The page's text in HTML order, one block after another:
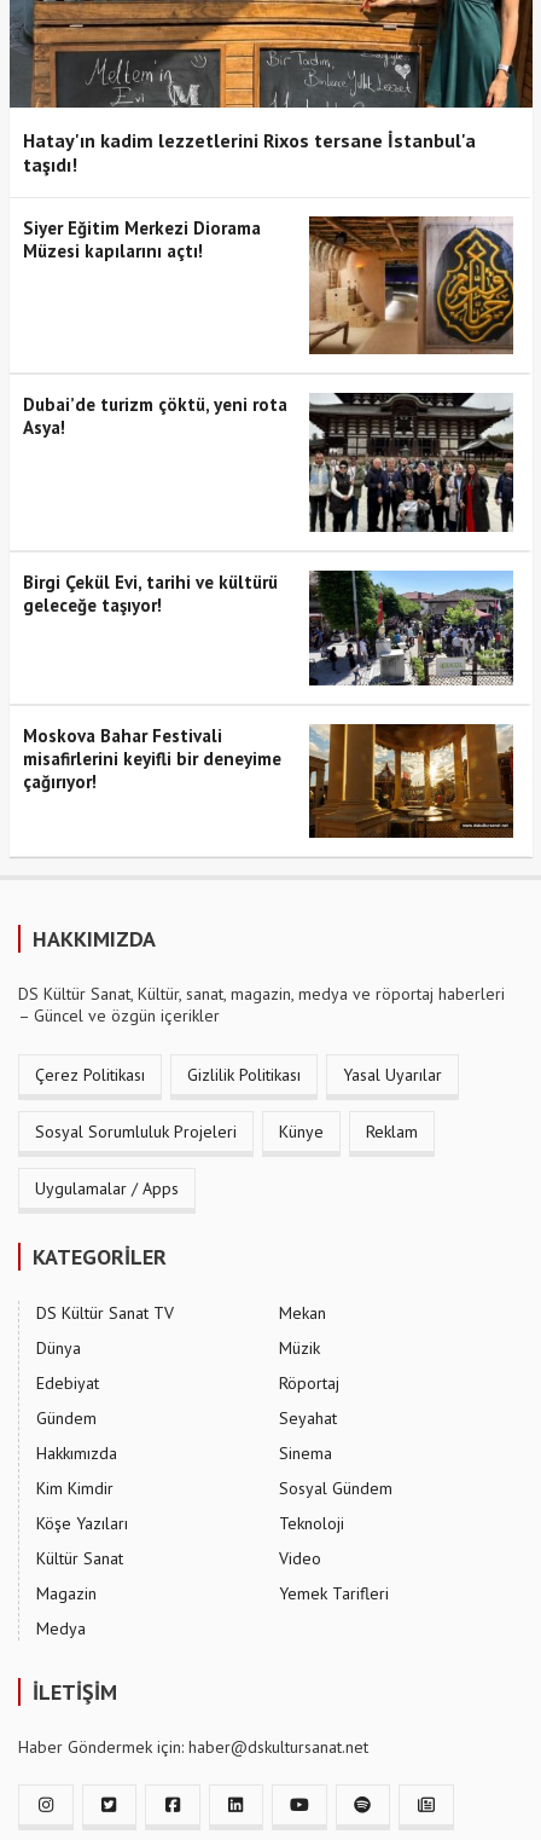
Hatay'ın kadim lezzetlerini Rixos tersane İstanbul'a
taşıdı!
Siyer Eğitim Merkezi Diorama
Müzesi kapılarını açtı!
Dubai’de turizm çöktü, yeni rota
Asya!
Birgi Çekül Evi, tarihi ve kültürü
geleceğe taşıyor!
Moskova Bahar Festivali
misafirlerini keyifli bir deneyime
çağırıyor!
HAKKIMIZDA
DS Kültür Sanat, Kültür, sanat, magazin, medya ve röportaj haberleri
– Güncel ve özgün içerikler
Çerez Politikası Gizlilik Politikası Yasal Uyarılar
Sosyal Sorumluluk Projeleri Künye Reklam
Uygulamalar / Apps
KATEGORİLER
DS Kültür Sanat TV
Dünya
Edebiyat
Gündem
Hakkımızda
Kim Kimdir
Köşe Yazıları
Kültür Sanat
Magazin
Medya
Mekan
Müzik
Röportaj
Seyahat
Sinema
Sosyal Gündem
Teknoloji
Video
Yemek Tarifleri
İLETİŞİM
Haber Göndermek için: haber@dskultursanat.net